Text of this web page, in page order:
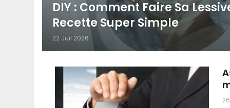
DIY : Comment Faire Sa
Recette Super Simple
22 Juil 2026